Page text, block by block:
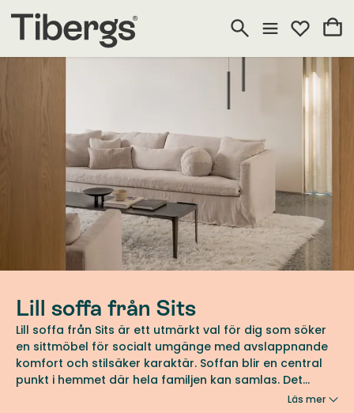
Lill soffa från Sits
Lill soffa från Sits är ett utmärkt val för dig som söker
en sittmöbel för socialt umgänge med avslappnande
komfort och stilsäker karaktär. Soffan blir en central
punkt i hemmet där hela familjen kan samlas. Det
generösa sittdjupet, kuddarnas olika storlekar och
Läs mer